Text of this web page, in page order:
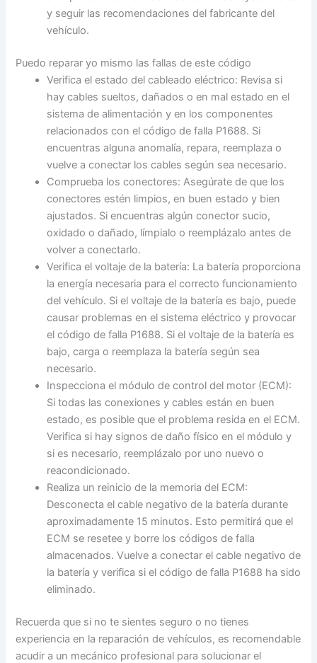
y seguir las recomendaciones del fabricante del
vehículo.
Puedo reparar yo mismo las fallas de este código
Verifica el estado del cableado eléctrico: Revisa si
hay cables sueltos, dañados o en mal estado en el
sistema de alimentación y en los componentes
relacionados con el código de falla P1688. Si
encuentras alguna anomalía, repara, reemplaza o
vuelve a conectar los cables según sea necesario.
Comprueba los conectores: Asegúrate de que los
conectores estén limpios, en buen estado y bien
ajustados. Si encuentras algún conector sucio,
oxidado o dañado, límpialo o reemplázalo antes de
volver a conectarlo.
Verifica el voltaje de la batería: La batería proporciona
la energía necesaria para el correcto funcionamiento
del vehículo. Si el voltaje de la batería es bajo, puede
causar problemas en el sistema eléctrico y provocar
el código de falla P1688. Si el voltaje de la batería es
bajo, carga o reemplaza la batería según sea
necesario.
Inspecciona el módulo de control del motor (ECM):
Si todas las conexiones y cables están en buen
estado, es posible que el problema resida en el ECM.
Verifica si hay signos de daño físico en el módulo y
si es necesario, reemplázalo por uno nuevo o
reacondicionado.
Realiza un reinicio de la memoria del ECM:
Desconecta el cable negativo de la batería durante
aproximadamente 15 minutos. Esto permitirá que el
ECM se resetee y borre los códigos de falla
almacenados. Vuelve a conectar el cable negativo de
la batería y verifica si el código de falla P1688 ha sido
eliminado.
Recuerda que si no te sientes seguro o no tienes
experiencia en la reparación de vehículos, es recomendable
acudir a un mecánico profesional para solucionar el